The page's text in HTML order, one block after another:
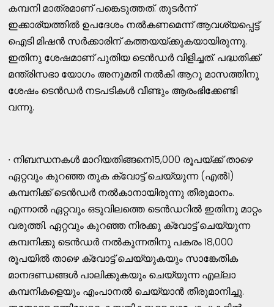
കമ്പനി മാത്രമാണ് പങ്കെടുത്തത്. തുടർന്ന്
ഇക്കാര്യത്തിൽ ഉപദേശം നൽകണമെന്ന് ആവശ്യപ്പെട്ട്
ഐടി മിഷൻ സർക്കാരിന് കത്തയയ്ക്കുകയായിരുന്നു.
ഇതിനു ശേഷമാണ് പുതിയ ടെൻഡർ വിളിച്ചത്. പദ്ധതിക്ക്
മന്ത്രിസഭാ യോഗം അനുമതി നൽകി ആറു മാസത്തിനു
ശേഷം ടെൻഡർ നടപടികൾ വീണ്ടും ആരംഭിക്കേണ്ടി
വന്നു.
∙ നിബന്ധനകൾ മാറിയതിങ്ങനെ15,000 രൂപയ്ക്ക് താഴെ
ഏറ്റവും കുറഞ്ഞ തുക ക്വോട്ട് ചെയ്യുന്ന (എൽ1)
കമ്പനിക്ക് ടെൻഡർ നൽകാനായിരുന്നു തീരുമാനം.
എന്നാൽ ഏറ്റവും ഒടുവിലത്തെ ടെൻഡറിൽ ഇതിനു മാറ്റം
വരുത്തി. ഏറ്റവും കുറഞ്ഞ നിരക്കു ക്വോട്ട് ചെയ്യുന്ന
കമ്പനിക്കു ടെൻഡർ നൽകുന്നതിനു പകരം 18,000
രൂപയിൽ താഴെ ക്വോട്ട് ചെയ്യുകയും സാങ്കേതിക
മാനദണ്ഡങ്ങൾ പാലിക്കുകയും ചെയ്യുന്ന എല്ലാ
കമ്പനികളെയും എംപാനൽ ചെയ്യാൻ തീരുമാനിച്ചു.